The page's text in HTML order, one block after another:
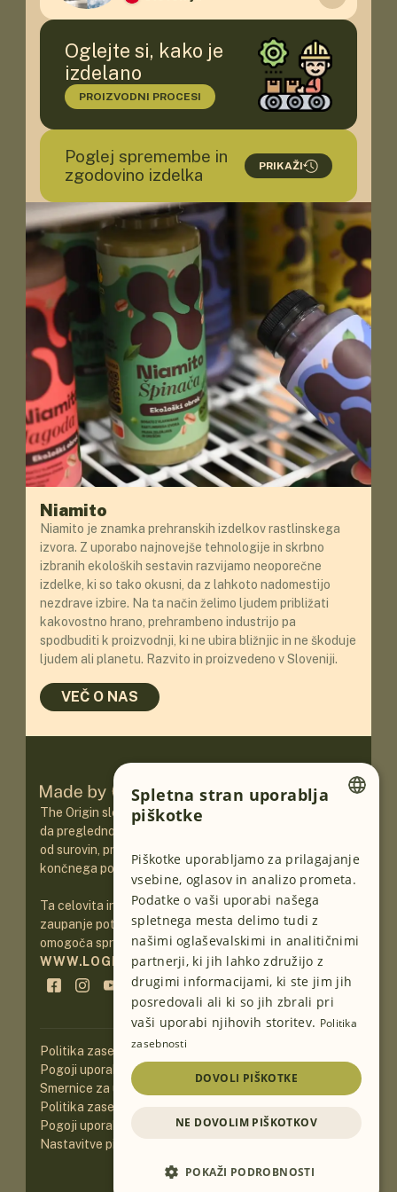
Poreklo
Slovenija
Dobavitelj K-NORMA d.o.o.
Oglejte si, kako je
izdelano
PROIZVODNI PROCESI
Poglej spremembe in
zgodovino izdelka
PRIKAŽI
Niamito
Niamito je znamka prehranskih izdelkov rastlinskega
izvora. Z uporabo najnovejše tehnologije in skrbno
izbranih ekoloških sestavin razvijamo neoporečne
izdelke, ki so tako okusni, da z lahkoto nadomestijo
nezdrave izbire. Na ta način želimo ljudem približati
kakovostno hrano, prehrambeno industrijo pa
spodbuditi k proizvodnji, ki ne ubira bližnjic in ne škoduje
ljudem ali planetu. Razvito in proizvedeno v Sloveniji.
VEČ O NAS
The Origin sledljivost omogoča prehranskim podjetjem,
da pregledno predstavijo celotno pot svojega izdelka:
od surovin, proizvodnje, pakiranja in skladiščenja do rok
končnega potrošnika.
Ta celovita in uporabniku prijazna rešitev krepi
zaupanje potrošnikov, saj razkriva izvor hrane in
omogoča sprejemanje informiranih nakupnih odločitev.
WWW.LOGINEKO.COM
Politika zasebnosti
Pogoji uporabe
Smernice za uporabo Origin oznake
Politika zasebnosti spletnega mesta
Pogoji uporabe spletnega mesta
Nastavitve piškotkov
GERMAN
SERBIAN
Spletna stran uporablja
piškotke
Piškotke uporabljamo za prilagajanje
vsebine, oglasov in analizo prometa.
Podatke o vaši uporabi našega
spletnega mesta delimo tudi z
našimi oglaševalskimi in analitičnimi
partnerji, ki jih lahko združijo z
drugimi informacijami, ki ste jim jih
posredovali ali ki so jih zbrali pri
vaši uporabi njihovih storitev. Politika
zasebnosti
DOVOLI PIŠKOTKE
NE DOVOLIM PIŠKOTKOV
POKAŽI PODROBNOSTI